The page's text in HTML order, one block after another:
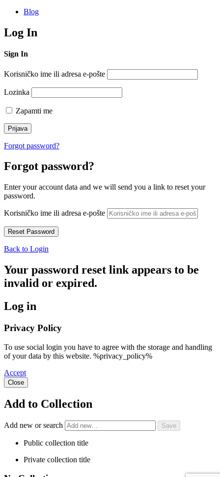
Blog
Log In
Sign In
Korisničko ime ili adresa e-pošte
Lozinka
Zapamti me
Forgot password?
Forgot password?
Enter your account data and we will send you a link to reset your
password.
Korisničko ime ili adresa e-pošte
Back to Login
Your password reset link appears to be
invalid or expired.
Log in
Privacy Policy
To use social login you have to agree with the storage and handling
of your data by this website. %privacy_policy%
Accept
Close
Add to Collection
Add new or search
Public collection title
Private collection title